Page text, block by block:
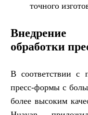
точного
Внедрение
обработки
В соответствии с
пресс-формы с
более высоким